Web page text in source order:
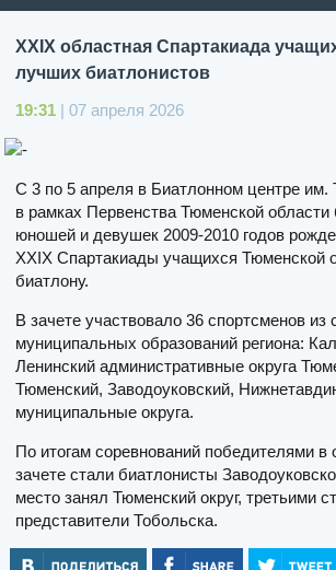
XXIX областная Спартакиада
лучших биатлонистов
19:31 | 07 апреля 2026
С 3 по 5 апреля в Биатлонном центре им.
в рамках Первенства Тюменской области
юношей и девушек 2009-2010 годов
XXIX Спартакиады учащихся Тюменской
биатлону.
В зачете участвовало 36 спортсменов из
муниципальных образований региона:
Ленинский административные округа
Тюменский, Заводоуковский,
муниципальные округа.
По итогам соревнований победителями
зачете стали биатлонисты
место занял Тюменский округ, третьими
представители Тобольска.